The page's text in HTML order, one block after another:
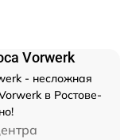
Vorwerk
- несложная
в Ростове-